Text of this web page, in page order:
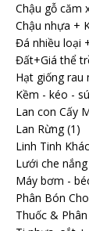
Chậu gỗ căm
Chậu nhựa +
Đá nhiều loại
Đất+Giá thể
Hạt giống rau
Kềm - kéo -
Lan con Cấy
Lan Rừng (1)
Linh Tinh Khác
Lưới che
Máy bơm -
Phân Bón
Thuốc &